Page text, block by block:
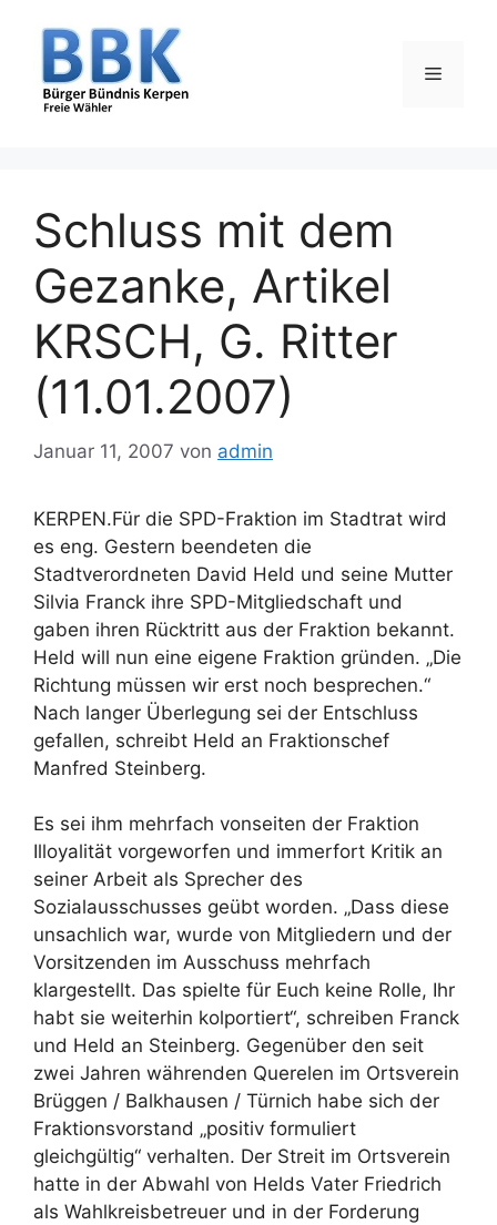
springen
Menü
Schluss mit dem
Gezanke, Artikel
KRSCH, G. Ritter
(11.01.2007)
Januar 11, 2007 von admin
KERPEN.Für die SPD-Fraktion im Stadtrat wird
es eng. Gestern beendeten die
Stadtverordneten David Held und seine Mutter
Silvia Franck ihre SPD-Mitgliedschaft und
gaben ihren Rücktritt aus der Fraktion bekannt.
Held will nun eine eigene Fraktion gründen. „Die
Richtung müssen wir erst noch besprechen.“
Nach langer Überlegung sei der Entschluss
gefallen, schreibt Held an Fraktionschef
Manfred Steinberg.
Es sei ihm mehrfach vonseiten der Fraktion
Illoyalität vorgeworfen und immerfort Kritik an
seiner Arbeit als Sprecher des
Sozialausschusses geübt worden. „Dass diese
unsachlich war, wurde von Mitgliedern und der
Vorsitzenden im Ausschuss mehrfach
klargestellt. Das spielte für Euch keine Rolle, Ihr
habt sie weiterhin kolportiert“, schreiben Franck
und Held an Steinberg. Gegenüber den seit
zwei Jahren währenden Querelen im Ortsverein
Brüggen / Balkhausen / Türnich habe sich der
Fraktionsvorstand „positiv formuliert
gleichgültig“ verhalten. Der Streit im Ortsverein
hatte in der Abwahl von Helds Vater Friedrich
als Wahlkreisbetreuer und in der Forderung